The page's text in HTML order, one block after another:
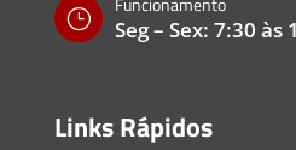
} Seg – Sex: 7:30 às
Links Rápidos